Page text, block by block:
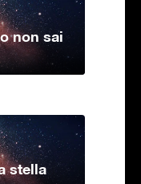
non sai
stella